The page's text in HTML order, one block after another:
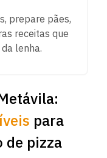
prepare pães,
receitas que
lenha.
para
de pizza